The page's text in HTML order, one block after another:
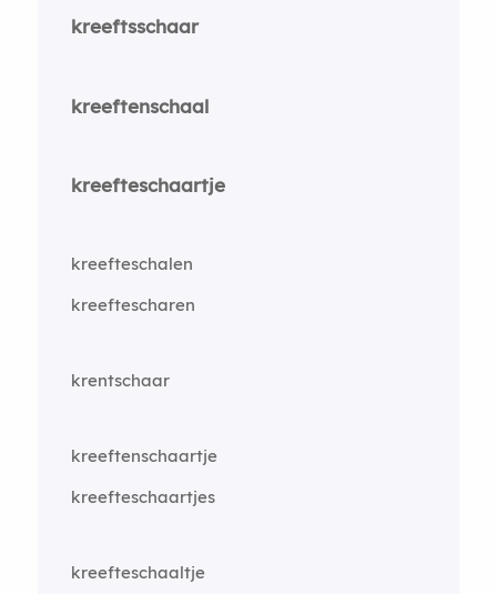
kreeftsschaar
kreeftenschaal
kreefteschaartje
kreefteschalen
kreeftescharen
krentschaar
kreeftenschaartje
kreefteschaartjes
kreefteschaaltje